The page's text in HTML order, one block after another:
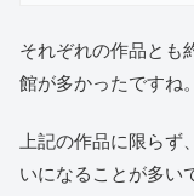
それぞれの作品とも
館が多かったですね。
上記の作品に限ら
いになることが多い